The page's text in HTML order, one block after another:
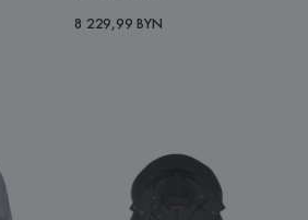
8 229,99 BYN